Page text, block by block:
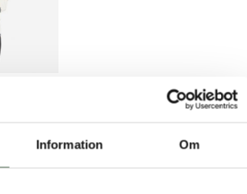
Information Om